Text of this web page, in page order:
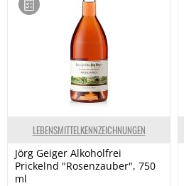
LEBENSMITTELKENNZEICHNUNGEN
Jörg Geiger Alkoholfrei
Prickelnd "Rosenzauber", 750
ml